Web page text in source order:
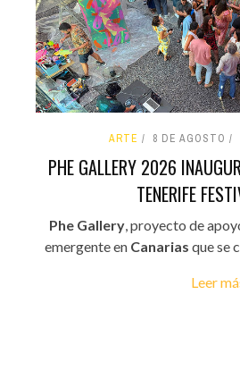
ARTE 8 DE AGOSTO
PHE GALLERY 2026
TENERIFE
Phe Gallery, proyecto de
emergente en Canarias que se
Leer